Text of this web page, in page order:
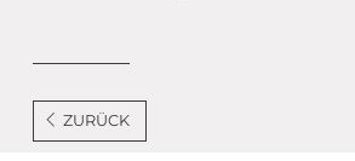
ZURÜCK